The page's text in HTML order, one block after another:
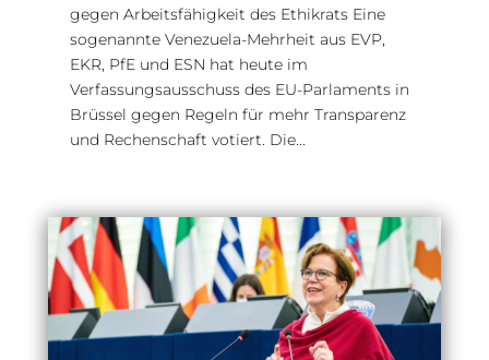
gegen Arbeitsfähigkeit des Ethikrats Eine
sogenannte Venezuela-Mehrheit aus EVP,
EKR, PfE und ESN hat heute im
Verfassungsausschuss des EU-Parlaments in
Brüssel gegen Regeln für mehr Transparenz
und Rechenschaft votiert. Die...